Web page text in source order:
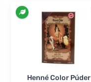
Henné Color Púder